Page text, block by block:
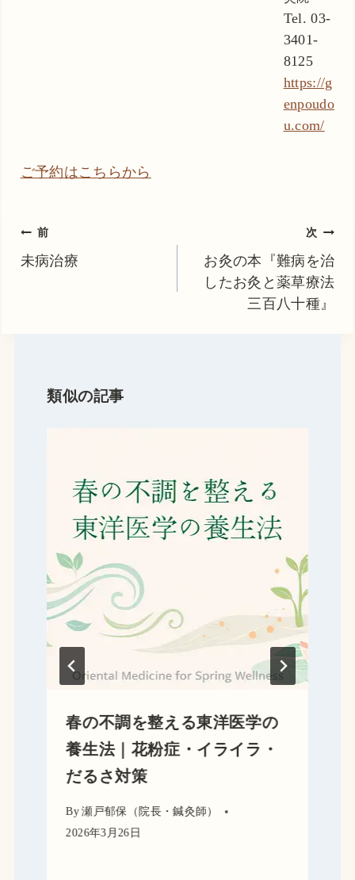
Tel. 03-
3401-
8125
https://g
enpoudo
u.com/
ご予約はこちらから
投
稿
前
未病治療
次
お灸の本『難病を治
したお灸と薬草療法
三百八十種』
類似の記事
春の不調を整える東洋医学の
養生法｜花粉症・イライラ・
だるさ対策
By瀬戸郁保（院長・鍼灸師）
2026年3月26日